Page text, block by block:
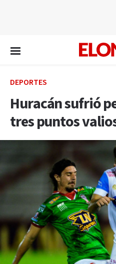
DEPORTES
Huracán sufrió
tres puntos